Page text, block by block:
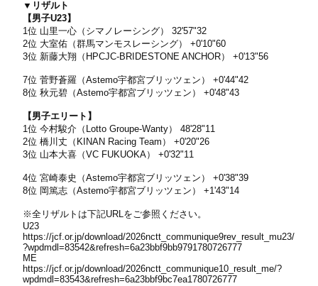
▼リザルト
【男子U23】
1位 山里一心（シマノレーシング） 32'57"32
2位 大室佑（群馬マンモスレーシング） +0'10"60
3位 新藤大翔（HPCJC-BRIDESTONE ANCHOR） +0'13"56
7位 菅野蒼羅（Astemo宇都宮ブリッツェン） +0'44"42
8位 秋元碧（Astemo宇都宮ブリッツェン） +0'48"43
【男子エリート】
1位 今村駿介（Lotto Groupe-Wanty） 48'28"11
2位 橋川丈（KINAN Racing Team） +0'20"26
3位 山本大喜（VC FUKUOKA） +0'32"11
4位 宮崎泰史（Astemo宇都宮ブリッツェン） +0'38"39
8位 岡篤志（Astemo宇都宮ブリッツェン） +1'43"14
※全リザルトは下記URLをご参照ください。
U23
https://jcf.or.jp/download/2026nctt_communique9rev_result_mu23/
?wpdmdl=83542&refresh=6a23bbf9bb9791780726777
ME
https://jcf.or.jp/download/2026nctt_communique10_result_me/?
wpdmdl=83543&refresh=6a23bbf9bc7ea1780726777